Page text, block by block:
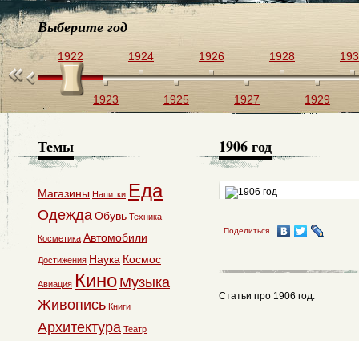
Выберите год
1922
1923
1924
1925
1926
1927
1928
1929
1906 год
Поделиться
Статьи про 1906 год:
Темы
Магазины Напитки Еда
ОдеждаОбувь Техника
Косметика Автомобили
Достижения Наука Космос
Авиация Кино Музыка
Живопись Книги
Архитектура Театр